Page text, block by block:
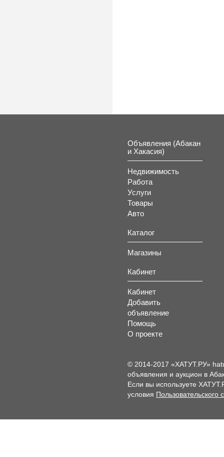
Объявления (Абакан
и Хакасия)
Недвижимость
Работа
Услуги
Товары
Авто
Каталог
Магазины
Кабинет
Кабинет
Добавить
объявление
Помощь
О проекте
© 2014-2017 «ХАТУТ.РУ»
объявления и аукцион в
Если вы используете
условия Пользовательского